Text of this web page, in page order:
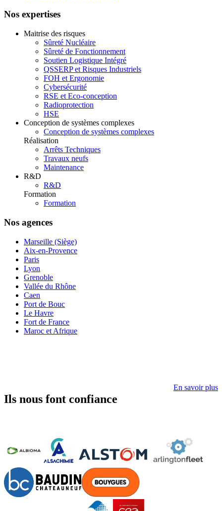
Nos expertises
Maitrise des risques
Sûreté Nucléaire
Sûreté de Fonctionnement
Soutien Logistique Intégré
QSSERP et Risques Industriels
FOH et Ergonomie
Cybersécurité
RSE et Eco-conception
Radioprotection
HSE
Conception de systèmes complexes
Conception de systèmes complexes
Réalisation
Arrêts Techniques
Travaux neufs
Maintenance
R&D
R&D
Formation
Formation
Nos agences
Marseille (Siège)
Aix-en-Provence
Paris
Lyon
Grenoble
Vallée du Rhône
Caen
Port de Bouc
Le Havre
Fort de France
Maroc et Afrique
Ils nous font confiance
En savoir plus